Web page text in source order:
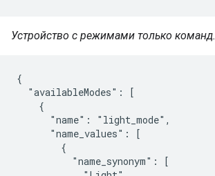
Устройство с режимами только команд.
{
  "availableModes": [
    {
      "name": "light_mode",
      "name_values": [
        {
          "name_synonym": [